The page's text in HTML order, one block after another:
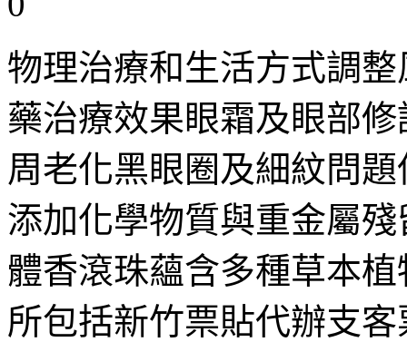
物理治療和生活方式調
藥治療效果眼霜及眼部
周老化黑眼圈及細紋問
添加化學物質與重金屬
體香滾珠蘊含多種草本
所包括新竹票貼代辦支